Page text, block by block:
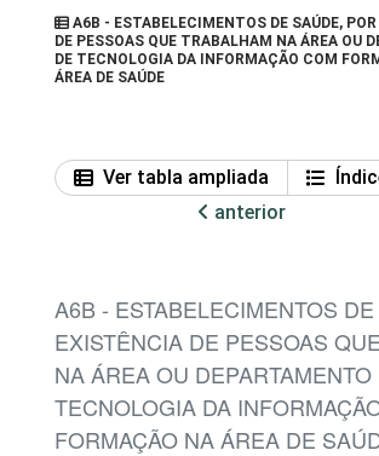
A6B - ESTABELECIMENTOS DE SAÚDE,
DE PESSOAS QUE TRABALHAM NA ÁREA OU
DE TECNOLOGIA DA INFORMAÇÃO COM
ÁREA DE SAÚDE
Ver tabla ampliada
anterior
A6B - ESTABELECIMENTOS DE
EXISTÊNCIA DE PESSOAS
NA ÁREA OU DEPARTAMENTO
TECNOLOGIA DA
FORMAÇÃO NA ÁREA DE